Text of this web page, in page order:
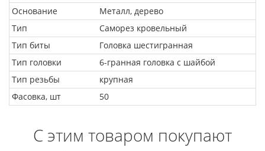
Основание
Металл, дерево
Тип
Саморез кровельный
Тип биты
Головка шестигранная
Тип головки
6-гранная головка с шайбой
Тип резьбы
крупная
Фасовка, шт
50
С этим товаром покупают